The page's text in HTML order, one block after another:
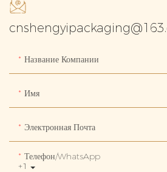
Название Компании
Имя
Электронная Почта
+1
Телефон/WhatsApp